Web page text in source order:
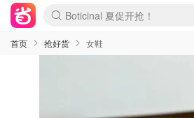
Boticinal 夏促开抢！
4折！lulu周四疯狂上新
还没结束！&OtherStories大促
Joybuy变相75折 随时失效
速领！Stanley独家85折
疑似霸哥！Camper额外叠85折
Zalando 奥莱闪促！每日更新
Moncler反季囤！5折起+叠9折
Coach Brooklyn仅€192
首页 抢好货 女鞋